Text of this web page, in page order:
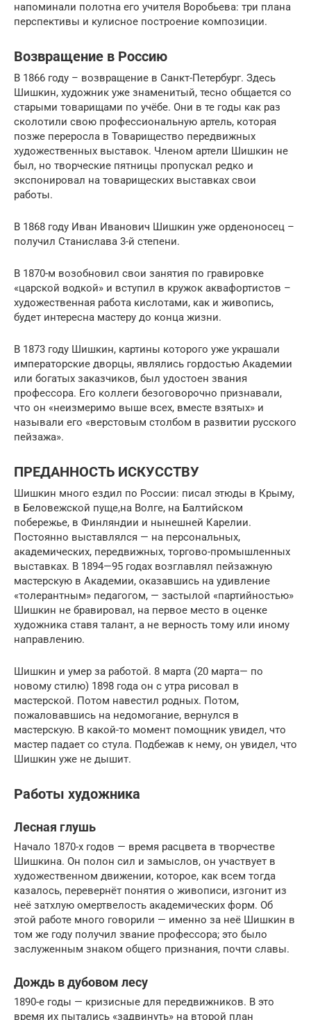
напоминали полотна его учителя Воробьева: три плана
перспективы и кулисное построение композиции.
Возвращение в Россию
В 1866 году – возвращение в Санкт-Петербург. Здесь
Шишкин, художник уже знаменитый, тесно общается со
старыми товарищами по учёбе. Они в те годы как раз
сколотили свою профессиональную артель, которая
позже переросла в Товарищество передвижных
художественных выставок. Членом артели Шишкин не
был, но творческие пятницы пропускал редко и
экспонировал на товарищеских выставках свои
работы.
В 1868 году Иван Иванович Шишкин уже орденоносец –
получил Станислава 3-й степени.
В 1870-м возобновил свои занятия по гравировке
«царской водкой» и вступил в кружок аквафортистов –
художественная работа кислотами, как и живопись,
будет интересна мастеру до конца жизни.
В 1873 году Шишкин, картины которого уже украшали
императорские дворцы, являлись гордостью Академии
или богатых заказчиков, был удостоен звания
профессора. Его коллеги безоговорочно признавали,
что он «неизмеримо выше всех, вместе взятых» и
называли его «верстовым столбом в развитии русского
пейзажа».
ПРЕДАННОСТЬ ИСКУССТВУ
Шишкин много ездил по России: писал этюды в Крыму,
в Беловежской пуще,на Волге, на Балтийском
побережье, в Финляндии и нынешней Карелии.
Постоянно выставлялся — на персональных,
академических, передвижных, торгово-промышленных
выставках. В 1894—95 годах возглавлял пейзажную
мастерскую в Академии, оказавшись на удивление
«толерантным» педагогом, — застылой «партийностью»
Шишкин не бравировал, на первое место в оценке
художника ставя талант, а не верность тому или иному
направлению.
Шишкин и умер за работой. 8 марта (20 марта— по
новому стилю) 1898 года он с утра рисовал в
мастерской. Потом навестил родных. Потом,
пожаловавшись на недомогание, вернулся в
мастерскую. В какой-то момент помощник увидел, что
мастер падает со стула. Подбежав к нему, он увидел, что
Шишкин уже не дышит.
Работы художника
Лесная глушь
Начало 1870-х годов — время расцвета в творчестве
Шишкина. Он полон сил и замыслов, он участвует в
художественном движении, которое, как всем тогда
казалось, перевернёт понятия о живописи, изгонит из
неё затхлую омертвелость академических форм. Об
этой работе много говорили — именно за неё Шишкин в
том же году получил звание профессора; это было
заслуженным знаком общего признания, почти славы.
Дождь в дубовом лесу
1890-е годы — кризисные для передвижников. В это
время их пытались «задвинуть» на второй план